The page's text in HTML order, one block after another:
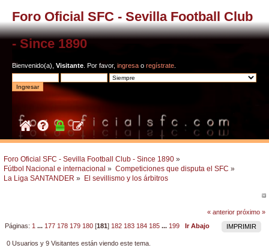
Foro Oficial SFC - Sevilla Football Club
- Since 1890
Bienvenido(a), Visitante . Por favor, ingresa o regístrate
Foro Oficial SFC - Sevilla Football Club - Since 1890 »
Fútbol Nacional e internacional » Competiciones que disputa el SFC »
La Liga SANTANDER » El sevillismo y los árbitros
« anterior próximo »
IMPRIMIR
Páginas: 1 ... 177 178 179 180 [181] 182 183 184 185 ... 199 Ir Abajo
0 Usuarios y 9 Visitantes están viendo este tema.